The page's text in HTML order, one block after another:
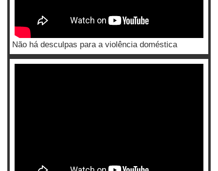
Não há desculpas para a violência doméstica